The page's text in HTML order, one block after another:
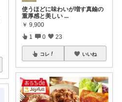
使うほどに味わいが増す真鍮の
重厚感と美しい ...
￥ 9,900
1 0 23
コレ いいね